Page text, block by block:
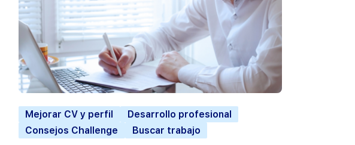
Mejorar CV y perfil
Desarrollo profesional
Consejos Challenge
Buscar trabajo